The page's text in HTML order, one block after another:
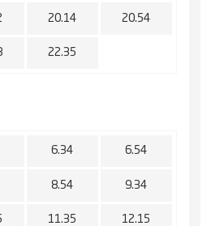
20.14 20.54
22.35
6.34 6.54
8.54 9.34
11.35 12.15